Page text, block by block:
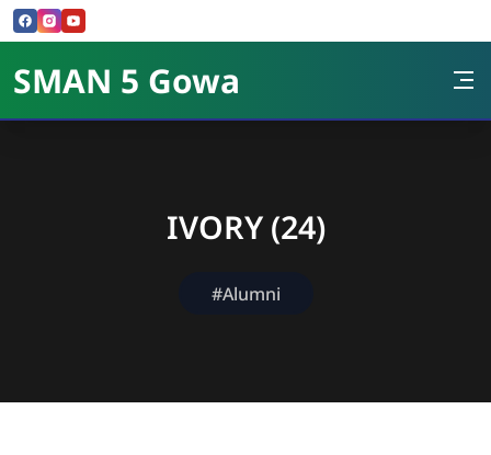
Skip to Content
SMAN 5 Gowa
IVORY (24)
#Alumni